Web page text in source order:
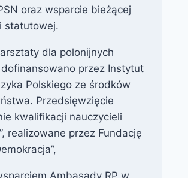
oraz wsparcie bieżącej
statutowej.
dla polonijnych
przez Instytut
Polskiego ze środków
Przedsięwzięcie
kwalifikacji nauczycieli
realizowane przez Fundację
Ambasady RP w